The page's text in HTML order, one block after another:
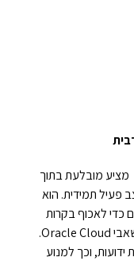
Oracle Cloud Maximum Security Zones מציע מובלעת בתוך
תמידית. הוא
כדי לאכוף בקרות
ושיטות אבטחה לתצורות מוגדרות-לקוח של משאבי Oracle Cloud.
וכך למנוע